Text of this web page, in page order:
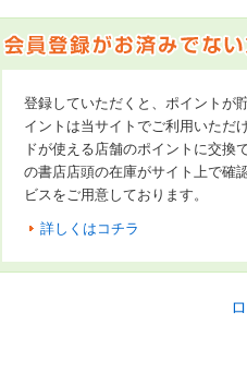
登録していただくと、ポイントが
イントは当サイトでご利用いただ
ドが使える店舗のポイントに交換
の書店店頭の在庫がサイト上で確
ビスをご用意しております。
詳しくはコチラ